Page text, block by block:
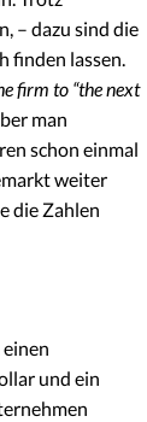
– dazu sind die
finden lassen.
firm to “the next
man
schon einmal
weiter
die Zahlen
und ein